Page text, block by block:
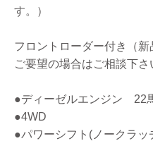
す。）
フロントローダー付き（
ご要望の場合はご相談下さ
●ディーゼルエンジン 22
●4WD
●パワーシフト(ノークラ